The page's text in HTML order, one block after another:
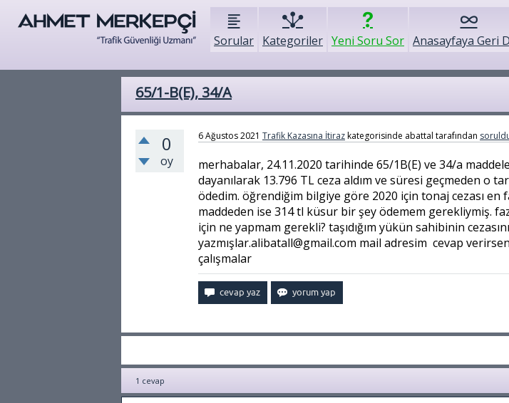
Sorular Kategoriler Yeni Soru Sor Anasayfaya Geri
65/1-B(E), 34/A
0
oy
6 Ağustos 2021 Trafik Kazasına İtirazkategorisinde abattal tarafından
merhabalar, 24.11.2020 tarihinde 65/1B(E) ve 34/a
dayanılarak 13.796 TL ceza aldım ve süresi geçmeden o
ödedim. öğrendiğim bilgiye göre 2020 için tonaj cezası en
maddeden ise 314 tl küsur bir şey ödemem gerekliymiş.
için ne yapmam gerekli? taşıdığım yükün sahibinin
yazmışlar.alibatall@gmail.com mail adresim cevap
çalışmalar
1 cevap